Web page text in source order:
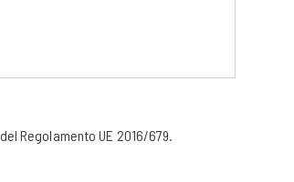
Regolamento UE 2016/679.